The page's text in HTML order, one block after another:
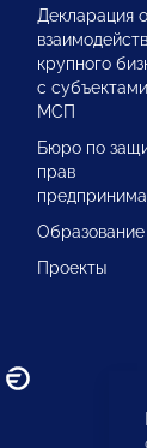
Декларация о
крупного
с субъектами
МСП
Бюро по
прав
Образование
Проекты